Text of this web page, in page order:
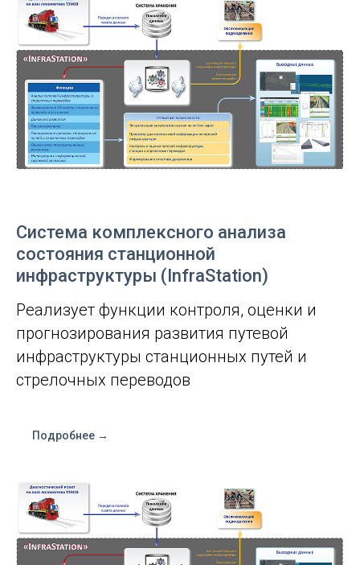
Система комплексного анализа
состояния станционной
инфраструктуры (InfraStation)
Реализует функции контроля, оценки и
прогнозирования развития путевой
инфраструктуры станционных путей и
стрелочных переводов
Подробнее →